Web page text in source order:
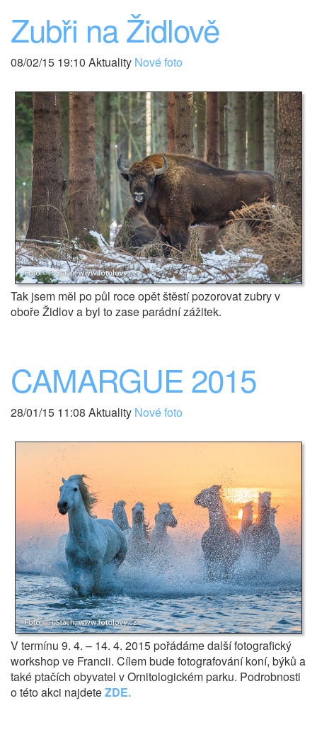
Zubři na Židlově
08/02/15 19:10 Aktuality Nové foto
Tak jsem měl po půl roce opět štěstí pozorovat zubry v
oboře Židlov a byl to zase parádní zážitek.
CAMARGUE 2015
28/01/15 11:08 Aktuality Nové foto
V termínu 9. 4. – 14. 4. 2015 pořádáme další fotografický
workshop ve Francii. Cílem bude fotografování koní, býků a
také ptačích obyvatel v Ornitologickém parku. Podrobnosti
o této akci najdeteZDE.